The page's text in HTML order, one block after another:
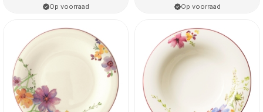
Op voorraad Op voorraad